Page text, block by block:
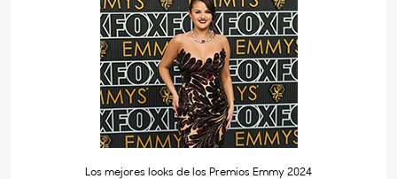
Los mejores looks de los Premios Emmy 2024